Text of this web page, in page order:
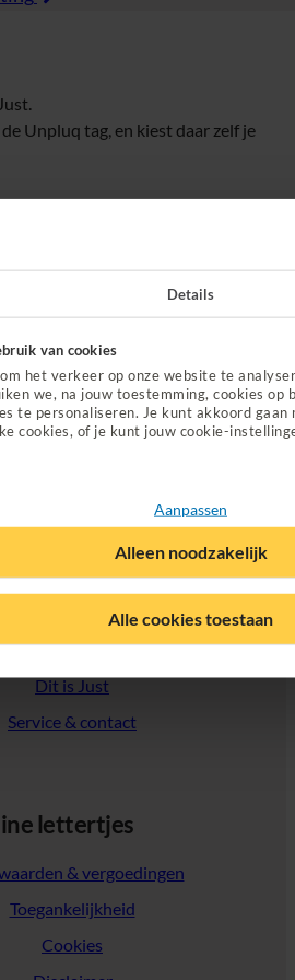
Details
van cookies
het verkeer op onze website te
we, na jouw toestemming, cookies op
te personaliseren. Je kunt akkoord
cookies, of je kunt jouw cookie-
Alle cookies toestaan
Aanpassen
Alleen noodzakelijk
Unpluq tag, en kiest daar zelf je
regelen
Ongeval melden
Over Just
Dit is Just
Service & contact
lettertjes
& vergoedingen
Toegankelijkheid
Cookies